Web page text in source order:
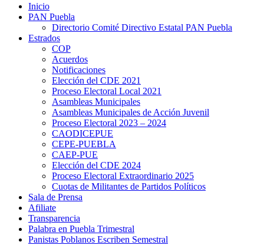
Inicio
PAN Puebla
Directorio Comité Directivo Estatal PAN Puebla
Estrados
COP
Acuerdos
Notificaciones
Elección del CDE 2021
Proceso Electoral Local 2021
Asambleas Municipales
Asambleas Municipales de Acción Juvenil
Proceso Electoral 2023 – 2024
CAODICEPUE
CEPE-PUEBLA
CAEP-PUE
Elección del CDE 2024
Proceso Electoral Extraordinario 2025
Cuotas de Militantes de Partidos Políticos
Sala de Prensa
Afiliate
Transparencia
Palabra en Puebla Trimestral
Panistas Poblanos Escriben Semestral